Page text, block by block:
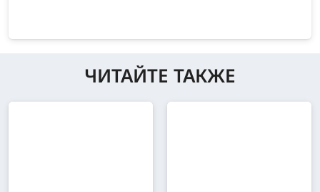
ЧИТАЙТЕ ТАКЖЕ